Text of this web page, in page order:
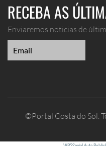
RECEBA AS
Enviaremos noticias de
©Portal Costa do Sol.